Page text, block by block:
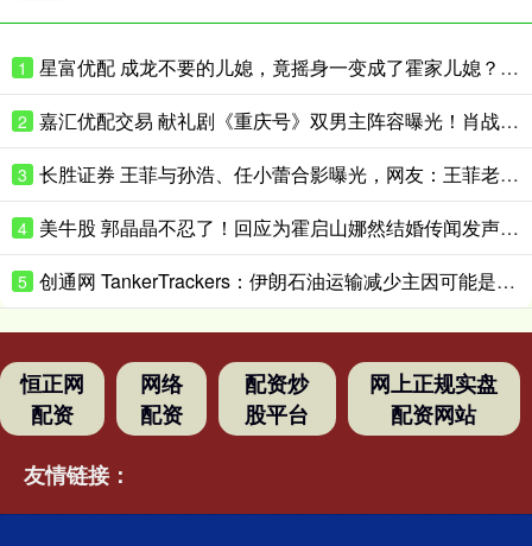
1 星富优配 成龙不要的儿媳，竟摇身一变成了霍家儿媳？感到意外的何止他一人
2 嘉汇优配交易 献礼剧《重庆号》双男主阵容曝光！肖战无缝衔接进组，搭档老顶流
3 长胜证券 王菲与孙浩、任小蕾合影曝光，网友：王菲老了，眼角下垂皱纹明显
4 美牛股 郭晶晶不忍了！回应为霍启山娜然结婚传闻发声之事，我们都被骗了
5 创通网 TankerTrackers：伊朗石油运输减少主因可能是泄漏事故 而非美国封锁
恒正网
配资
网络
配资
配资炒
股平台
网上正规实盘
配资网站
友情链接：